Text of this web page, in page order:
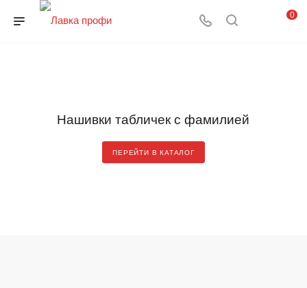
0
Нашивки табличек с фамилией
ПЕРЕЙТИ В КАТАЛОГ